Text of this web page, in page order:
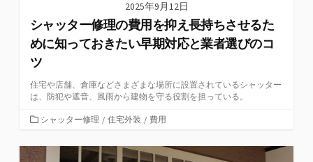
2025年9月12日
シャッター修理の費用を抑え長持ちさせるた
めに知っておきたい早期対応と業者選びのコ
ツ
住宅や店舗、倉庫などさまざまな場所に設置されているシャッター
は、防犯や遮音、風雨から建物を守る役割を担っている。
カ
ゴ
シャッター修理 / 住宅外装 / 費用